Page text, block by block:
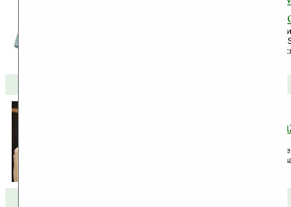
Xperia X10 Mini и X10 Mini
Отличилась на выставке MWC 2010
коммуникатора: Sony Ericsson Vivaz
Pro. Все три новинки начнут
Камерофон Sony Ericsson
Компания Sony Ericsson
называемый Kurara). Устройство
мегапиксельной камерой и может